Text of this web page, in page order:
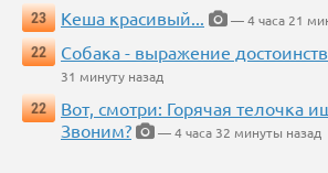
23
Кеша красивый...
— 4 часа 21
22
Собака - выражение
31 минуту назад
22
Вот, смотри: Горячая телочка
Звоним?
— 4 часа 32 минуты назад